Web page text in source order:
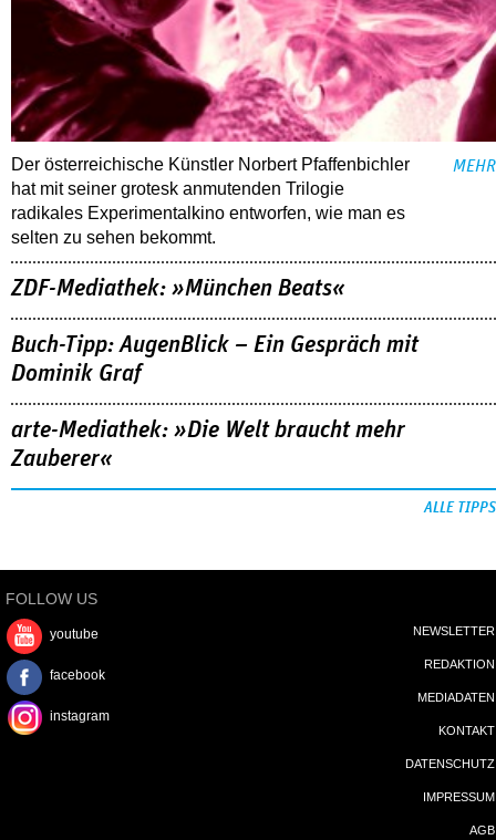
Der österreichische Künstler Norbert Pfaffenbichler
hat mit seiner grotesk anmutenden Trilogie
radikales Experimentalkino entworfen, wie man es
selten zu sehen bekommt.
MEHR
ZDF-Mediathek: »München Beats«
Buch-Tipp: AugenBlick – Ein Gespräch mit
Dominik Graf
arte-Mediathek: »Die Welt braucht mehr
Zauberer«
ALLE TIPPS
FOLLOW US
youtube
facebook
instagram
NEWSLETTER
REDAKTION
MEDIADATEN
KONTAKT
DATENSCHUTZ
IMPRESSUM
AGB